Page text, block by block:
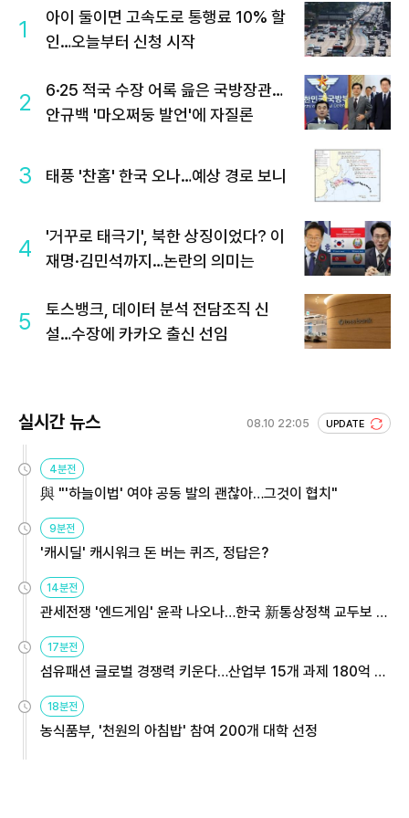
1
아이 둘이면 고속도로 통행료 10% 할
인…오늘부터 신청 시작
2
6·25 적국 수장 어록 읊은 국방장관…
안규백 '마오쩌둥 발언'에 자질론
3 태풍 '찬홈' 한국 오나…예상 경로 보니
4
'거꾸로 태극기', 북한 상징이었다? 이
재명·김민석까지…논란의 의미는
5
토스뱅크, 데이터 분석 전담조직 신
설…수장에 카카오 출신 선임
실시간 뉴스 08.10 22:05 UPDATE
4분전
與 "'하늘이법' 여야 공동 발의 괜찮아…그것이 협치"
9분전
'캐시딜' 캐시워크 돈 버는 퀴즈, 정답은?
14분전
관세전쟁 '엔드게임' 윤곽 나오나…한국 新통상정책 교두보 활
용해야
17분전
섬유패션 글로벌 경쟁력 키운다…산업부 15개 과제 180억 지
원
18분전
농식품부, '천원의 아침밥' 참여 200개 대학 선정